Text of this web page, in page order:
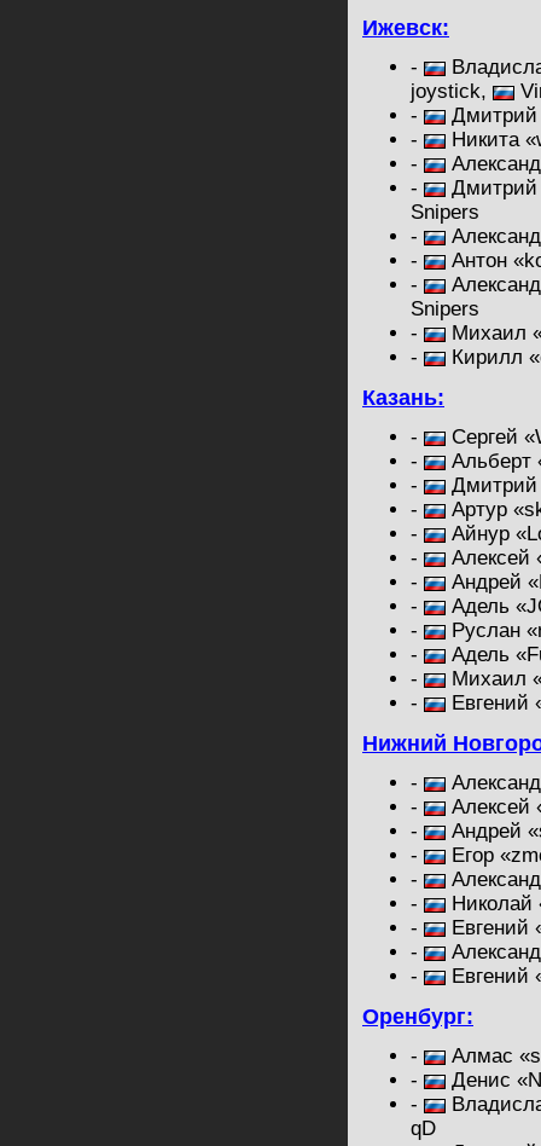
Ижевск:
-
joystick,
-
Дмитрий
-
Никита
-
-
Snipers
-
-
Антон
-
Snipers
-
Михаил
-
Кирилл
Казань:
-
Сергей
-
Альберт
-
Дмитрий
-
Артур
-
Айнур
-
Алексей
-
Андрей
-
Адель
-
Руслан
-
Адель
-
Михаил
-
Евгений
Нижний
-
-
Алексей
-
Андрей
-
Егор
-
-
Николай
-
Евгений
-
-
Евгений
Оренбург:
-
Алмас
-
Денис
-
qD